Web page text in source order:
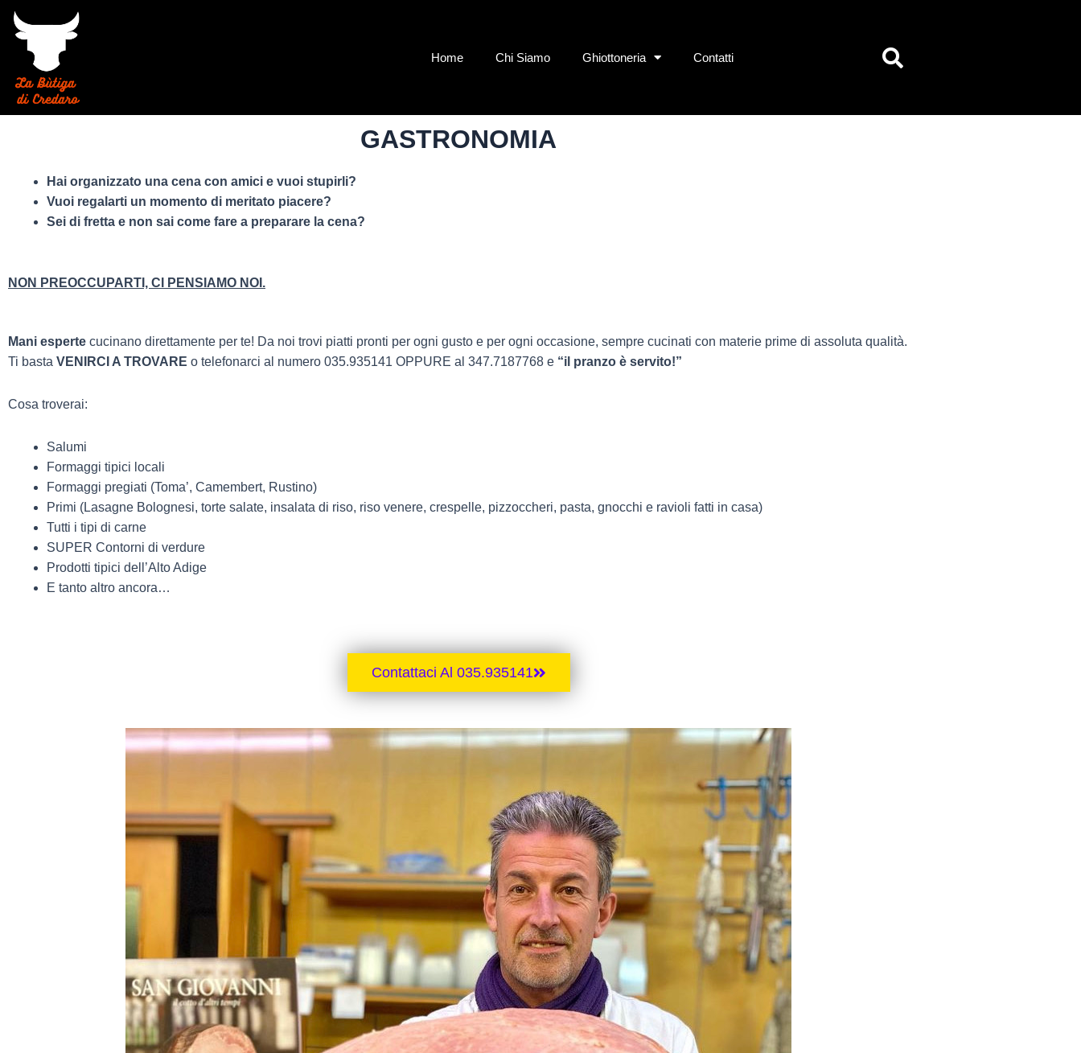
Home Chi Siamo Ghiottoneria Contatti
GASTRONOMIA
Hai organizzato una cena con amici e vuoi stupirli?
Vuoi regalarti un momento di meritato piacere?
Sei di fretta e non sai come fare a preparare la cena?
NON PREOCCUPARTI, CI PENSIAMO NOI.
Mani esperte cucinano direttamente per te! Da noi trovi piatti pronti per ogni gusto e per ogni occasione, sempre cucinati con materie prime di assoluta qualità.
Ti basta VENIRCI A TROVARE o telefonarci al numero 035.935141 OPPURE al 347.7187768 e “il pranzo è servito!”
Cosa troverai:
Salumi
Formaggi tipici locali
Formaggi pregiati (Toma’, Camembert, Rustino)
Primi (Lasagne Bolognesi, torte salate, insalata di riso, riso venere, crespelle, pizzoccheri, pasta, gnocchi e ravioli fatti in casa)
Tutti i tipi di carne
SUPER Contorni di verdure
Prodotti tipici dell’Alto Adige
E tanto altro ancora…
Contattaci Al 035.935141